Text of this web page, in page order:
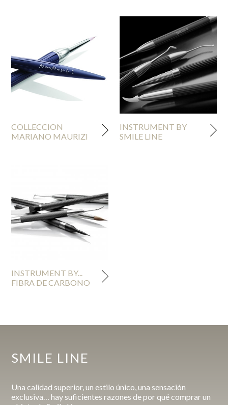
COLLECCION
MARIANO MAURIZI
INSTRUMENT BY
SMILE LINE
INSTRUMENT BY...
FIBRA DE CARBONO
SMILE LINE
Una calidad superior, un estilo único, una sensación
exclusiva… hay suficientes razones de por qué comprar un